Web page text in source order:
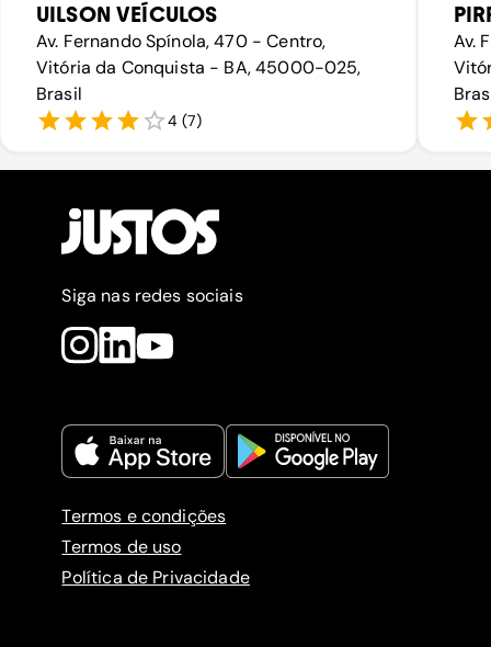
UILSON VEÍCULOS
Av. Fernando Spínola, 470 - Centro,
Vitória da Conquista - BA, 45000-025,
Brasil
4 (7)
Av.
Siga nas redes sociais
Termos e condições
Termos de uso
Política de Privacidade